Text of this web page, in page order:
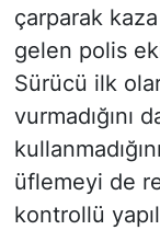
çarparak
gelen polis
Sürücü ilk
vurmadığını
üflemeyi de
kontrollü